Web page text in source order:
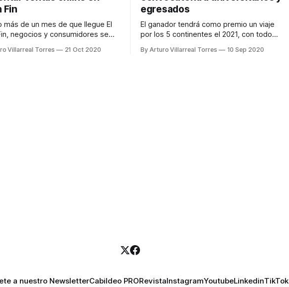
Fin
más de un mes de que llegue El
negocios y consumidores se
tus ventas online.
Villarreal Torres 21 Oct 2020
egresados
El ganador tendrá como premio un viaje
por los 5 continentes el 2021, con todo
culturas y visitar grandes empresas del
By Arturo Villarreal Torres 10 Sep 2020
a nuestro NewsletterCabildeo PRORevistaInstagramYoutubeLinkedinTikTok